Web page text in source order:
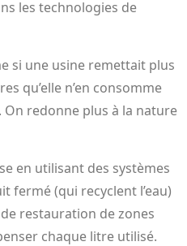
les technologies de
si une usine remettait plus
qu’elle n’en consomme
redonne plus à la nature
en utilisant des systèmes
fermé (qui recyclent l’eau)
restauration de zones
chaque litre utilisé.